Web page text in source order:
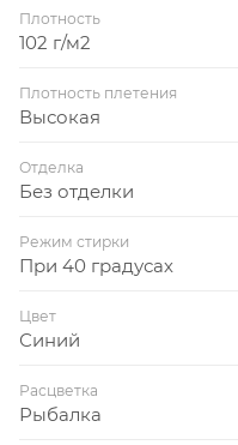
Плотность
102 г/м2
Плотность плетения
Высокая
Отделка
Без отделки
Режим стирки
При 40 градусах
Цвет
Синий
Расцветка
Рыбалка